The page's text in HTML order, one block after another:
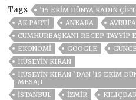
Tags
’15 EKIM DÜNYA KADIN
AK PARTİ
ANKARA AVRUPA
CUMHURBAŞKANI RECEP TAYYIP
EKONOMİ
GOOGLE
HÜSEYIN KIRAN
HÜSEYIN KIRAN `DAN ’15 EKIM
MESAJI
ISTANBUL
İZMIR